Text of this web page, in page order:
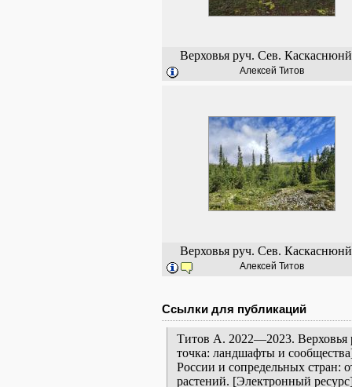
Верховья руч. Сев.
Алексей Титов
Верховья руч. Сев.
Алексей Титов
Ссылки для публикаций
Титов А. 2022—2023. Верховья
точка: ландшафты и
России и сопредельных стран:
растений. [Электронный